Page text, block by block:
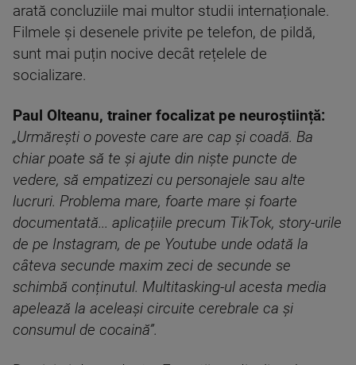
arată concluziile mai multor studii internaționale.
Filmele și desenele privite pe telefon, de pildă,
sunt mai puțin nocive decât rețelele de
socializare.
Paul Olteanu, trainer focalizat pe neuroștiință:
„Urmărești o poveste care are cap și coadă. Ba
chiar poate să te și ajute din niște puncte de
vedere, să empatizezi cu personajele sau alte
lucruri. Problema mare, foarte mare și foarte
documentată... aplicațiile precum TikTok, story-urile
de pe Instagram, de pe Youtube unde odată la
câteva secunde maxim zeci de secunde se
schimbă conținutul. Multitasking-ul acesta media
apelează la aceleași circuite cerebrale ca și
consumul de cocaină”.